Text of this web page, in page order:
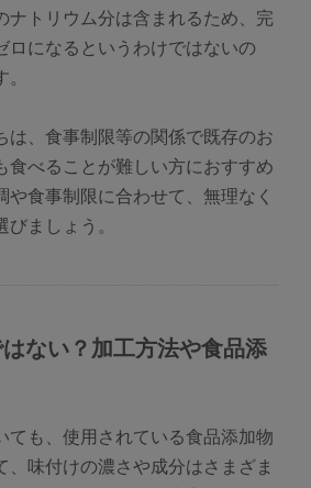
ナトリウム分は含まれるため、完
ロになるというわけではないの
は、食事制限等の関係で既存のお
食べることが難しい方におすすめ
や食事制限に合わせて、無理なく
ましょう。
ない？加工方法や食品添
ても、使用されている食品添加物
、味付けの濃さや成分はさまざま